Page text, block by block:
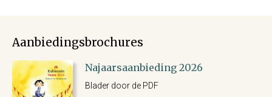
Aanbiedingsbrochures
Najaarsaanbieding 2026
Blader door de PDF